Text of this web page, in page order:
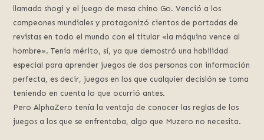
artificial
del
llamada shogi y el juego de mesa chino Go. Venció a los
campeones mundiales y protagonizó cientos de portadas de
revistas en todo el mundo con el titular «la máquina vence al
hombre». Tenía mérito, sí, ya que demostró una habilidad
especial para aprender juegos de dos personas con información
perfecta, es decir, juegos en los que cualquier decisión se toma
teniendo en cuenta lo que ocurrió antes.
Pero AlphaZero tenía la ventaja de conocer las reglas de los
juegos a los que se enfrentaba, algo que Muzero no necesita.